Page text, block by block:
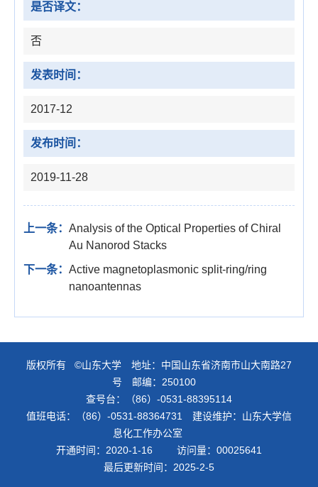
是否译文：
否
发表时间：
2017-12
发布时间：
2019-11-28
上一条： Analysis of the Optical Properties of Chiral
Au Nanorod Stacks
下一条： Active magnetoplasmonic split-ring/ring
nanoantennas
版权所有 ©山东大学 地址：中国山东省济南市山大南路27
号 邮编：250100
查号台：（86）-0531-88395114
值班电话：（86）-0531-88364731 建设维护：山东大学信
息化工作办公室
开通时间： 2020-1-16 访问量： 00025641
最后更新时间： 2025-2-5